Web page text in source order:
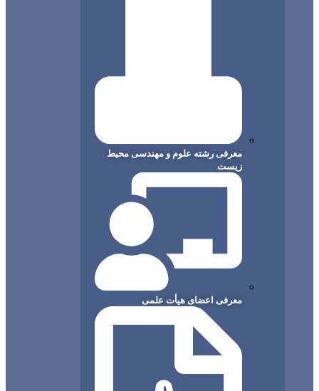
معرفی رشته علوم و مهندسی محیط
معرفی اعضای هیأت علمی